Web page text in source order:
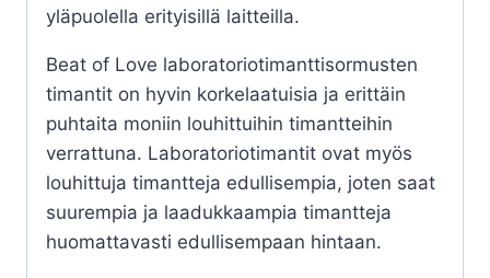
yläpuolella erityisillä laitteilla.
Beat of Love laboratoriotimanttisormusten
timantit on hyvin korkelaatuisia ja erittäin
puhtaita moniin louhittuihin timantteihin
verrattuna. Laboratoriotimantit ovat myös
louhittuja timantteja edullisempia, joten saat
suurempia ja laadukkaampia timantteja
huomattavasti edullisempaan hintaan.